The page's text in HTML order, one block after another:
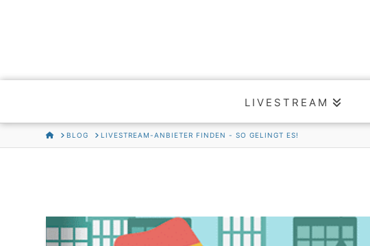
LIVESTREAM
HOMEBLOG LIVESTREAM-ANBIETER FINDEN - SO GELINGT ES!